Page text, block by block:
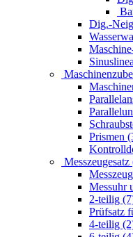
Dig.-
Prismen
Messzeugesatz
Messuhr
2-teilig
Prüfsatz
4-teilig